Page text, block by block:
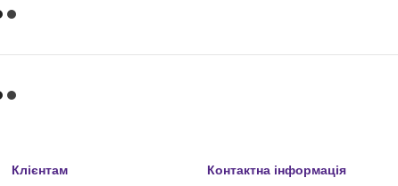
Клієнтам Контактна інформація